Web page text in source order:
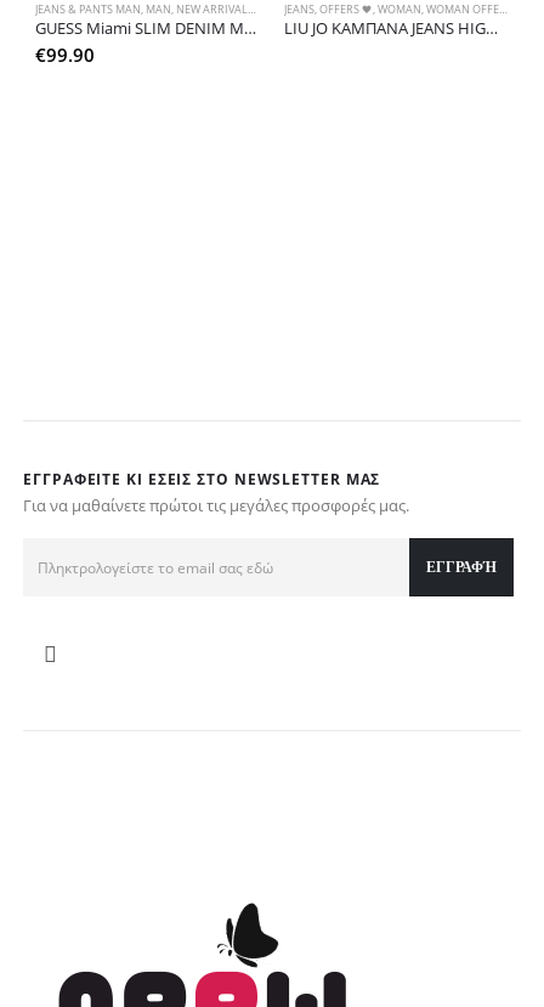
JEANS & PANTS MAN, MAN, NEW ARRIVALS , NEW ARRIVALS MAN
GUESS Miami SLIM DENIM M1RAN1D4B74
€99.90
JEANS,OFFERS 🖤,WOMAN,WOMAN OFFERS
LIU JO ΚΑΜΠΑΝΑ JEANS HIGH-WAIST A1015
ΕΓΓΡΑΦΕΊΤΕ ΚΙ ΕΣΕΊΣ ΣΤΟ NEWSLETTER ΜΑΣ
Για να μαθαίνετε πρώτοι τις μεγάλες προσφορές μας.